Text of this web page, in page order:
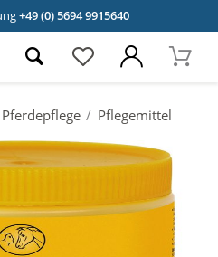
+49 (0) 5694 9915640
Pferdepflege Pflegemittel